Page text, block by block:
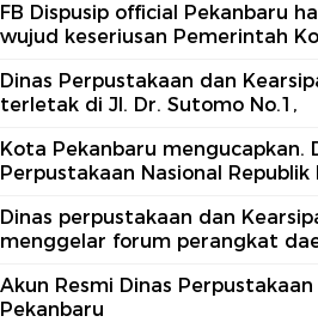
FB Dispusip official Pekanbaru
wujud keseriusan Pemerintah
Dinas Perpustakaan dan
terletak di Jl. Dr. Sutomo No.1,
Kota Pekanbaru mengucapkan.
Perpustakaan Nasional
Dinas perpustakaan dan
menggelar forum perangkat
Akun Resmi Dinas
Pekanbaru